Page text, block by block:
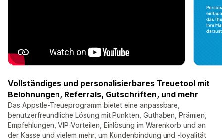
Vollständiges und personalisierbares Treuetool mit
Belohnungen, Referrals, Gutschriften, und mehr
Das Appstle-Treueprogramm bietet eine anpassbare,
benutzerfreundliche Lösung mit Punkten, Guthaben, Prämien,
Empfehlungen, VIP-Vorteilen, Einlösung im Warenkorb und an
der Kasse und vielem mehr, um Kundenbindung und -loyalität